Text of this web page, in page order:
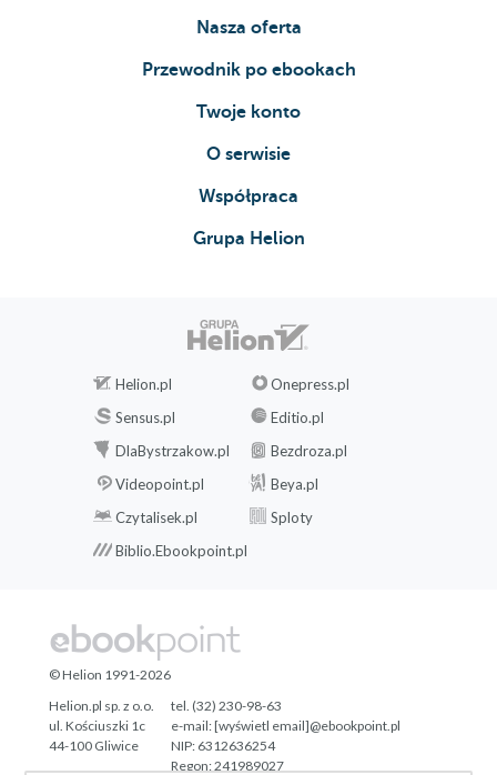
Nasza oferta
Przewodnik po ebookach
Twoje konto
O serwisie
Współpraca
Grupa Helion
Helion.pl
Onepress.pl
Sensus.pl
Editio.pl
DlaBystrzakow.pl
Bezdroza.pl
Videopoint.pl
Beya.pl
Czytalisek.pl
Sploty
Biblio.Ebookpoint.pl
© Helion 1991-2026
Helion.pl sp. z o.o.
ul. Kościuszki 1c
44-100 Gliwice
tel. (32) 230-98-63
e-mail:[wyświetl email]@ebookpoint.pl
NIP: 6312636254
Regon: 241989027